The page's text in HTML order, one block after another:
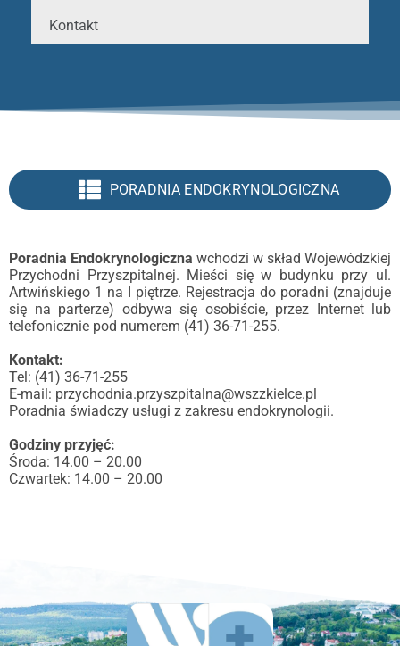
Kontakt
PORADNIA ENDOKRYNOLOGICZNA
Poradnia Endokrynologiczna wchodzi w skład Wojewódzkiej
Przychodni Przyszpitalnej. Mieści się w budynku przy ul.
Artwińskiego 1 na I piętrze. Rejestracja do poradni (znajduje
się na parterze) odbywa się osobiście, przez Internet lub
telefonicznie pod numerem (41) 36-71-255.
Kontakt:
Tel: (41) 36-71-255
E-mail: przychodnia.przyszpitalna@wszzkielce.pl
Poradnia świadczy usługi z zakresu endokrynologii.
Godziny przyjęć:
Środa: 14.00 – 20.00
Czwartek: 14.00 – 20.00